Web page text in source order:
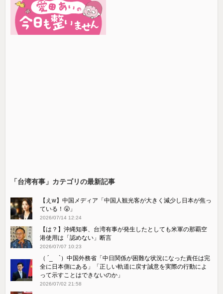
「台湾有事」カテゴリの最新記事
【えw】中国メディア「中国人観光客が大きく減少し日本が焦っ
ている！😤」
2026/07/14 12:24
【は？】沖縄知事、台湾有事が発生したとしても米軍の那覇空
港使用は「認めない」断言
2026/07/07 10:23
（ ´_ゝ`）中国外務省「中日関係が困難な状況になった責任は完
全に日本側にある」「正しい軌道に戻す誠意を実際の行動によ
って示すことはできないのか」
2026/07/02 21:58